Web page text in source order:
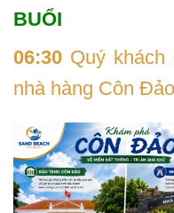
BUỔI
06:30 Quý khách
nhà hàng Côn